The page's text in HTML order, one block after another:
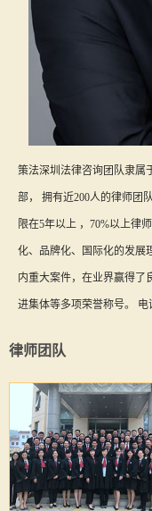
策法深圳法律咨询团队隶属
部， 拥有近200人的律师团
限在5年以上 ，70%以上律
化、品牌化、国际化的发展
内重大案件，在业界赢得了
进集体等多项荣誉称号。 电
律师团队